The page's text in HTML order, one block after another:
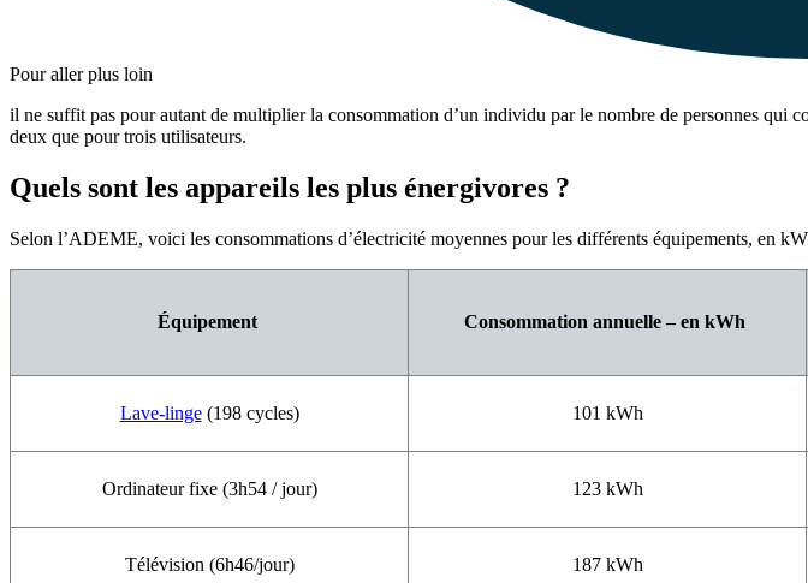
Pour aller plus loin
il ne suffit pas pour autant de multiplier la consommation d’un individu par le nombre de personnes
deux que pour trois utilisateurs.
Quels sont les appareils les plus énergivores ?
Selon l’ADEME, voici les consommations d’électricité moyennes pour les différents équipements, en
Équipement Consommation annuelle – en kWh
Lave-linge(198 cycles) 101 kWh
Ordinateur fixe (3h54 / jour) 123 kWh
Télévision (6h46/jour) 187 kWh